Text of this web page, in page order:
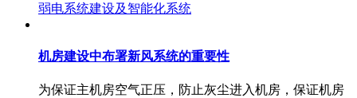
弱电系统建设及智能化系统
机房建设中布署新风系统的重要性
为保证主机房空气正压，防止灰尘进入机房，保证机房